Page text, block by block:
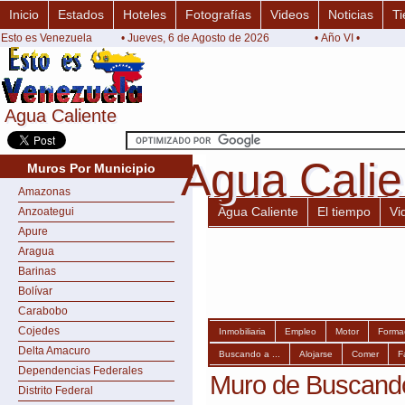
Agua Caliente
Agua Caliente
Inicio Estados Hoteles Fotografías Videos Noticias
Esto es Venezuela • Jueves, 6 de Agosto de 2026 • Año VI •
Muros Por Municipio
Amazonas
Anzoategui
Apure
Aragua
Barinas
Bolívar
Carabobo
Cojedes
Delta Amacuro
Dependencias Federales
Distrito Federal
Agua
Agua
Agua Caliente El tiempo
Inmobiliaria Empleo Motor
Buscando a ... Alojarse Comer
Muro de